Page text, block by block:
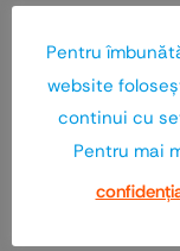
Pentru
website
continui cu
Pentru mai